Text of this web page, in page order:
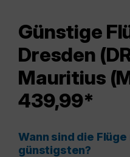
Günstige
Dresden
Mauritius
439,99*
Wann sind die
günstigsten?